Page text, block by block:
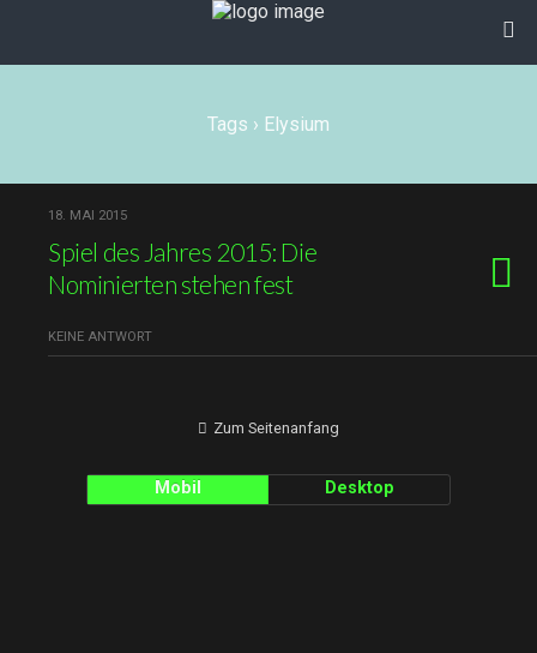
Tags › Elysium
18. MAI 2015
Spiel des Jahres 2015: Die
Nominierten stehen fest
KEINE ANTWORT
Zum Seitenanfang
Mobil Desktop